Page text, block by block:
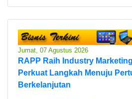
Jumat, 07 Agustus 2026
RAPP Raih Industry
Perkuat Langkah Menuju
Berkelanjutan